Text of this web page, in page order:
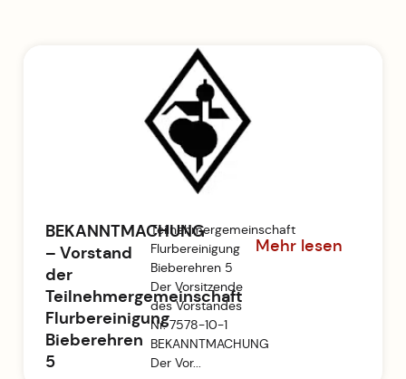
BEKANNTMACHUNG
– Vorstand
der
Teilnehmergemeinschaft
Flurbereinigung
Bieberehren
5
Teilnehmergemeinschaft
Flurbereinigung
Bieberehren 5
Der Vorsitzende
des Vorstandes
Nr. 7578-10-1
BEKANNTMACHUNG
Der Vor...
Mehr lesen